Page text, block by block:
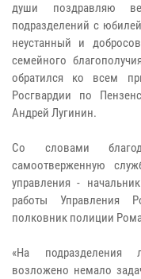
души поздравляю
подразделений с
неустанный и
семейного
обратился ко всем
Росгвардии по
Андрей Лугинин.
Со словами
самоотверженную
управления -
работы Управления
полковник полиции
«На подразделения
возложено немало